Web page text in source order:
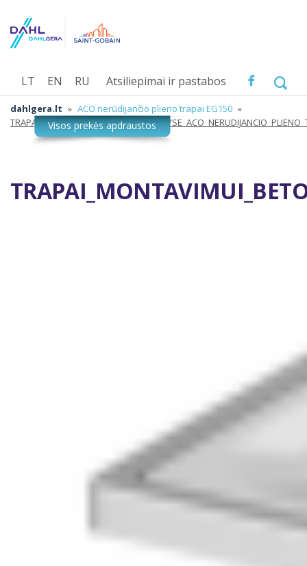
Atsiliepimai ir pastabos
LT EN RU
dahlgera.lt » ACO nerūdijančio plieno trapai EG150 »